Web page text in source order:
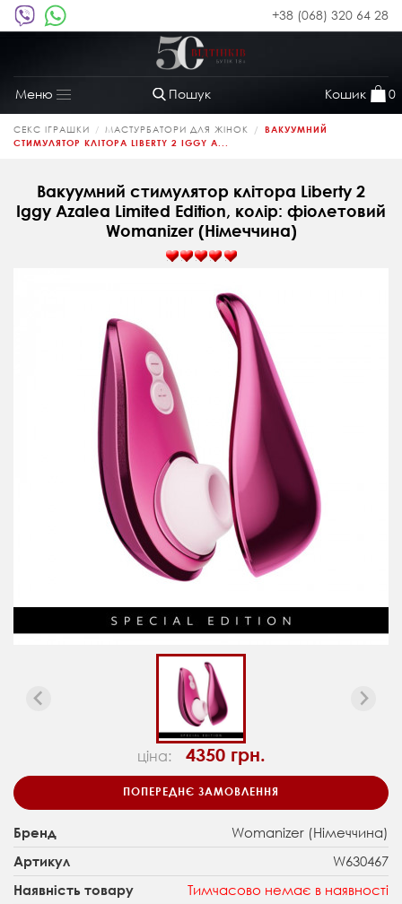
+38 (068) 320 64 28
Пошук Кошик 0
Меню
Toggle
navigation
СЕКС ІГРАШКИ МАСТУРБАТОРИ ДЛЯ ЖІНОК
ВАКУУМНИЙ
СТИМУЛЯТОР КЛІТОРА LIBERTY 2 IGGY A...
Вакуумний стимулятор клітора Liberty 2
Iggy Azalea Limited Edition, колір: фіолетовий
Womanizer (Німеччина)
ціна: 4350 грн.
ПОПЕРЕДНЄ ЗАМОВЛЕННЯ
Бренд Womanizer (Німеччина)
Артикул W630467
Наявність товару Тимчасово немає в наявності